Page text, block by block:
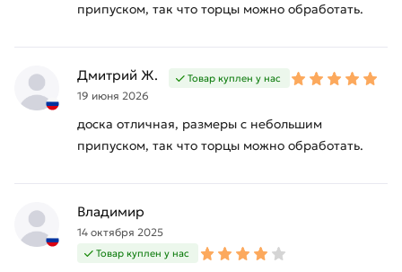
припуском, так что торцы можно обработать.
Дмитрий Ж.
19 июня 2026
Товар куплен у нас
доска отличная, размеры с небольшим
припуском, так что торцы можно обработать.
Владимир
14 октября 2025
Товар куплен у нас